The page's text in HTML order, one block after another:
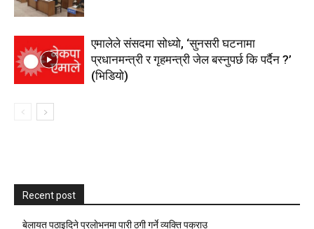
एमालेले संसदमा सोध्यो, ‘सुनसरी घटनामा
प्रधानमन्त्री र गृहमन्त्री जेल बस्नुपर्छ कि पर्दैन ?’
(भिडियाे)
Recent post
बेलायत पठाइदिने प्रलाेभनमा पारी ठगी गर्ने व्यक्ति पक्राउ